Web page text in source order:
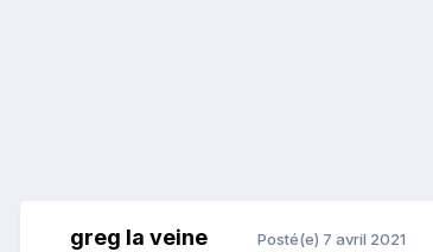
greg la veine Posté(e) 7 avril 2021